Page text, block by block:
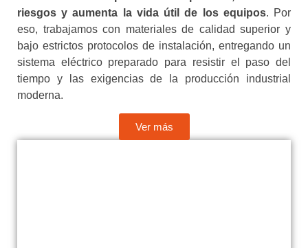
riesgos y aumenta la vida útil de los equipos. Por
eso, trabajamos con materiales de calidad superior y
bajo estrictos protocolos de instalación, entregando un
sistema eléctrico preparado para resistir el paso del
tiempo y las exigencias de la producción industrial
moderna.
Ver más